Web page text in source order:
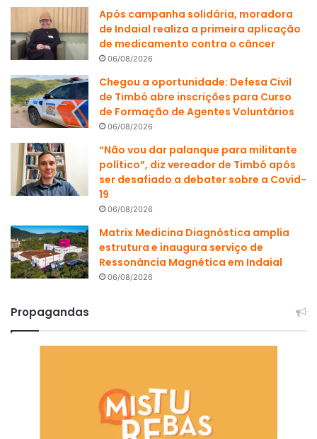
Após campanha solidária, moradora
de Indaial realiza a primeira aplicação
de medicamento contra o câncer
06/08/2026
Chegou a oportunidade: Defesa Civil
de Timbó abre inscrições para Curso
de Formação de Agentes Voluntários
06/08/2026
“Não vou dar palanque para militante
político”, diz vereador de Timbó após
ser desafiado a debater sobre a Covid-
19
06/08/2026
Matrix Medicina Diagnóstica amplia
estrutura e inaugura serviço de
Ressonância Magnética em Indaial
06/08/2026
Propagandas